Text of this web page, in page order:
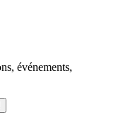
événements,